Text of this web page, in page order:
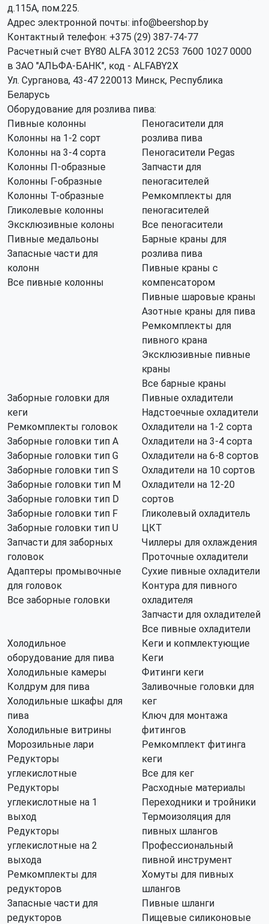
д.115А, пом.225.
Адрес электронной почты: info@beershop.by
Контактный телефон: +375 (29) 387-74-77
Расчетный счет BY80 ALFA 3012 2C53 7600 1027 0000
в ЗАО "АЛЬФА-БАНК", код - ALFABY2X
Ул. Сурганова, 43-47 220013 Минск, Республика
Беларусь
Оборудование для розлива пива:
Пивные колонны
Колонны на 1-2 сорт
Колонны на 3-4 сорта
Колонны П-образные
Колонны Г-образные
Колонны Т-образные
Гликолевые колонны
Эксклюзивные колоны
Пивные медальоны
Запасные части для
колонн
Все пивные колонны
Пеногасители для
розлива пива
Пеногасители Pegas
Запчасти для
пеногасителей
Ремкомплекты для
пеногасителей
Все пеногасители
Барные краны для
розлива пива
Пивные краны с
компенсатором
Пивные шаровые краны
Азотные краны для пива
Ремкомплекты для
пивного крана
Эксклюзивные пивные
краны
Все барные краны
Заборные головки для
кеги
Ремкомплекты головок
Заборные головки тип А
Заборные головки тип G
Заборные головки тип S
Заборные головки тип M
Заборные головки тип D
Заборные головки тип F
Заборные головки тип U
Запчасти для заборных
головок
Адаптеры промывочные
для головок
Все заборные головки
Пивные охладители
Надстоечные охладители
Охладители на 1-2 сорта
Охладители на 3-4 сорта
Охладители на 6-8 сортов
Охладители на 10 сортов
Охладители на 12-20
сортов
Гликолевый охладитель
ЦКТ
Чиллеры для охлаждения
Проточные охладители
Сухие пивные охладители
Контура для пивного
охладителя
Запчасти для охладителей
Все пивные охладители
Холодильное
оборудование для пива
Холодильные камеры
Колдрум для пива
Холодильные шкафы для
пива
Холодильные витрины
Морозильные лари
Редукторы
углекислотные
Редукторы
углекислотные на 1
выход
Редукторы
углекислотные на 2
выхода
Ремкомплекты для
редукторов
Запасные части для
редукторов
Кеги и копмлектующие
Кеги
Фитинги кеги
Заливочные головки для
кег
Ключ для монтажа
фитингов
Ремкомплект фитинга
кеги
Все для кег
Расходные материалы
Переходники и тройники
Термоизоляция для
пивных шлангов
Профессиональный
пивной инструмент
Хомуты для пивных
шлангов
Пивные шланги
Пищевые силиконовые